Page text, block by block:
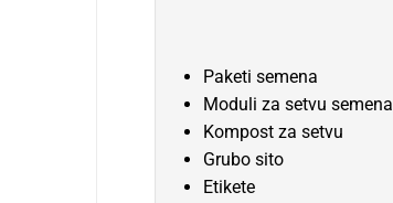
Paketi semena
Moduli za setvu semena
Kompost za setvu
Grubo sito
Etikete